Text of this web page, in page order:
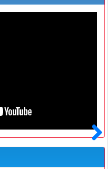
Sau